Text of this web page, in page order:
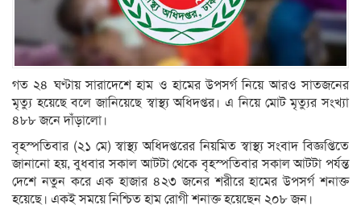
গত ২৪ ঘণ্টায় সারাদেশে হাম ও হামের উপসর্গ নিয়ে আরও সাতজনের
মৃত্যু হয়েছে বলে জানিয়েছে স্বাস্থ্য অধিদপ্তর। এ নিয়ে মোট মৃত্যুর সংখ্যা
৪৮৮ জনে দাঁড়ালো।
বৃহস্পতিবার (২১ মে) স্বাস্থ্য অধিদপ্তরের নিয়মিত স্বাস্থ্য সংবাদ বিজ্ঞপ্তিতে
জানানো হয়, বুধবার সকাল আটটা থেকে বৃহস্পতিবার সকাল আটটা পর্যন্ত
দেশে নতুন করে এক হাজার ৪২৩ জনের শরীরে হামের উপসর্গ শনাক্ত
হয়েছে। একই সময়ে নিশ্চিত হাম রোগী শনাক্ত হয়েছেন ২০৮ জন।